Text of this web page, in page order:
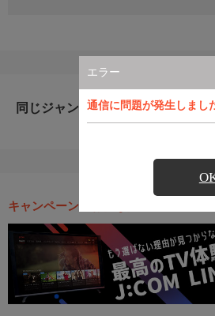
エラー
通信に問題が発生しまし
同じジャンルのおすすめ番組
キャンペーン・お得な情報